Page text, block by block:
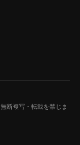
無断複写・転載を禁じま